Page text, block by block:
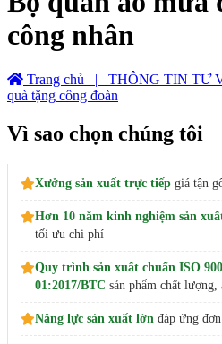
công nhân
Trang chủ | THÔNG TIN TƯ
quà tặng công đoàn
Vì sao chọn chúng tôi
Xưởng sản xuất trực tiếp giá tận
Hơn 10 năm kinh nghiệm sản
tối ưu chi phí
Quy trình sản xuất chuẩn ISO
01:2017/BTC sản phẩm chất lượng,
Năng lực sản xuất lớn đáp ứng